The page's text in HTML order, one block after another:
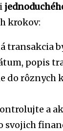
krokov:
transakcia
popis
do rôznych
a
svojich